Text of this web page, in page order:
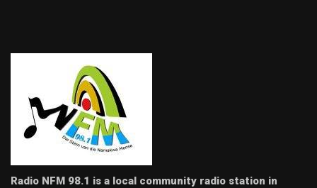
Radio NFM 98.1 is a local community radio station in